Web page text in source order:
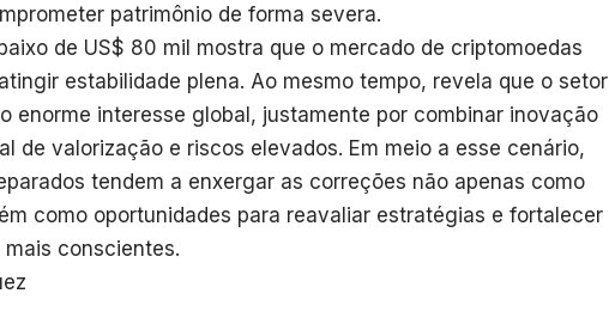
patrimônio de forma severa.
de US$ 80 mil mostra que o mercado de criptomoedas
estabilidade plena. Ao mesmo tempo, revela que o setor
enorme interesse global, justamente por combinar inovação
de valorização e riscos elevados. Em meio a esse cenário,
tendem a enxergar as correções não apenas como
como oportunidades para reavaliar estratégias e fortalecer
conscientes.